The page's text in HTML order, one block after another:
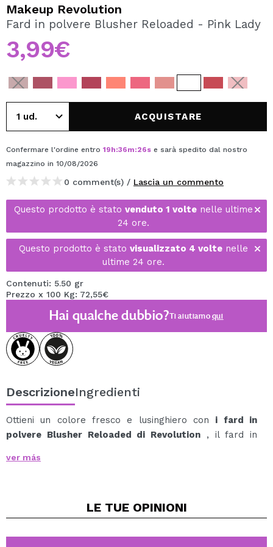
Creando un account su Maquibeauty.it potrai fare i tuoi
acquisti velocemente, controllare lo stato dei tuoi ordini e
consultare le tue operazioni precedenti.
CREARE UN ACCOUNT
Makeup Revolution
Fard in polvere Blusher Reloaded - Pink Lady
3,99€
ACQUISTARE
Confermare l'ordine entro 19h:36m:26s e sarà spedito dal nostro
magazzino in 10/08/2026
0 comment(s) / Lascia un commento
Questo prodotto è stato venduto 1 volte nelle ultime
24 ore.
Questo prodotto è stato visualizzato 4 volte nelle
ultime 24 ore.
Contenuti: 5.50 gr
Prezzo x 100 Kg: 72,55€
Hai qualche dubbio?Ti aiutiamoqui
DescrizioneIngredienti
Ottieni un colore fresco e lusinghiero con i fard in
polvere Blusher Reloaded di Revolution , il fard in
tocco di colore naturale e duraturo.
integra perfettamente nella pelle per un risultato
ver más
LE TUE OPINIONI